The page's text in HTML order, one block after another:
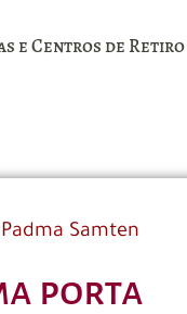
e Centros de Retiro
Samten
porta